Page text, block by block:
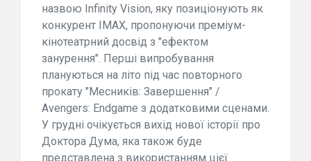
назвою Infinity Vision, яку позиціонують як
конкурент IMAX, пропонуючи преміум-
кінотеатрний досвід з "ефектом
занурення". Перші випробування
плануються на літо під час повторного
прокату "Месників: Завершення" /
Avengers: Endgame з додатковими сценами.
У грудні очікується вихід нової історії про
Доктора Дума, яка також буде
представлена з використанням цієї